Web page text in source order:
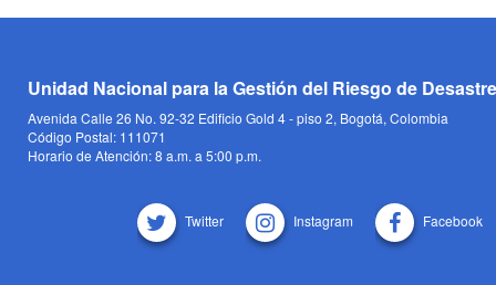
Unidad Nacional para la Gestión del Riesgo de
Avenida Calle 26 No. 92-32 Edificio Gold 4 - piso 2, Bogotá, Colombia
Código Postal: 111071
Horario de Atención: 8 a.m. a 5:00 p.m.
Twitter Instagram Facebook